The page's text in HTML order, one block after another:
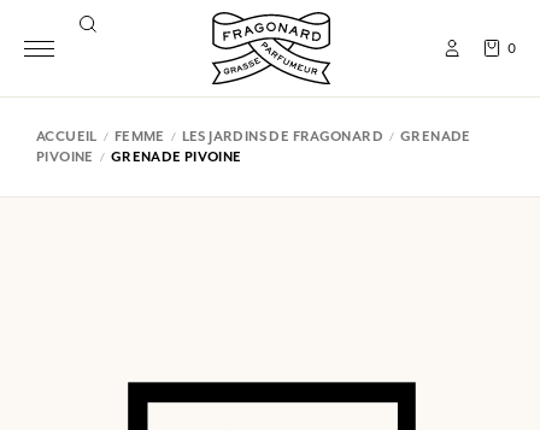
0
ACCUEIL FEMME LES JARDINS DE FRAGONARD
GRENADE
PIVOINE
GRENADE PIVOINE